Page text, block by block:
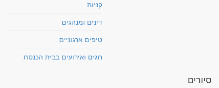
קניות
דינים ומנהגים
טיפים ארגוניים
חגים ואירועים בבית הכנסת
סיורים